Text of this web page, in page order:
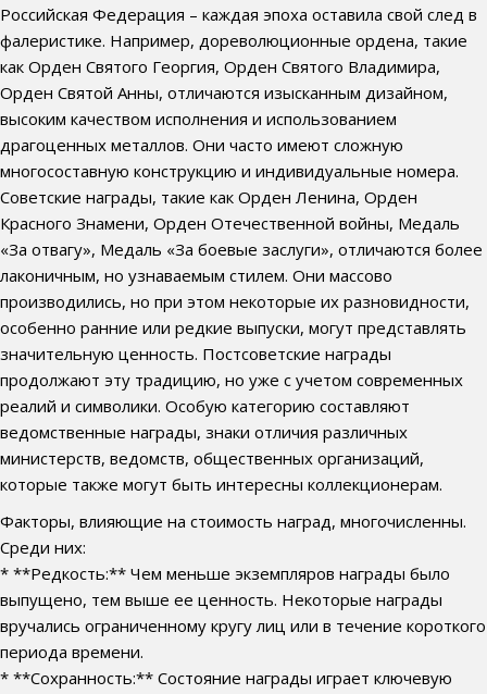
Российская Федерация – каждая эпоха оставила свой след в
фалеристике. Например, дореволюционные ордена, такие
как Орден Святого Георгия, Орден Святого Владимира,
Орден Святой Анны, отличаются изысканным дизайном,
высоким качеством исполнения и использованием
драгоценных металлов. Они часто имеют сложную
многосоставную конструкцию и индивидуальные номера.
Советские награды, такие как Орден Ленина, Орден
Красного Знамени, Орден Отечественной войны, Медаль
«За отвагу», Медаль «За боевые заслуги», отличаются более
лаконичным, но узнаваемым стилем. Они массово
производились, но при этом некоторые их разновидности,
особенно ранние или редкие выпуски, могут представлять
значительную ценность. Постсоветские награды
продолжают эту традицию, но уже с учетом современных
реалий и символики. Особую категорию составляют
ведомственные награды, знаки отличия различных
министерств, ведомств, общественных организаций,
которые также могут быть интересны коллекционерам.
Факторы, влияющие на стоимость наград, многочисленны.
Среди них:
* **Редкость:** Чем меньше экземпляров награды было
выпущено, тем выше ее ценность. Некоторые награды
вручались ограниченному кругу лиц или в течение короткого
периода времени.
* **Сохранность:** Состояние награды играет ключевую